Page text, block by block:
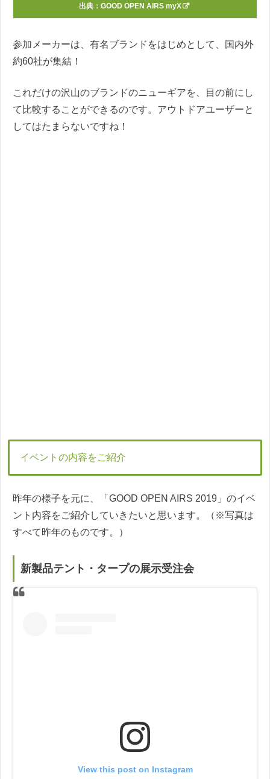
出典： GOOD OPEN AIRS myX
参加メーカーは、有名ブランドをはじめとして、国内外
約60社が集結！
これだけの沢山のブランドのニューギアを、目の前にし
て比較することができるのです。アウトドアユーザーと
してはたまらないですね！
イベントの内容をご紹介
昨年の様子を元に、「GOOD OPEN AIRS 2019」のイベ
ント内容をご紹介していきたいと思います。（※写真は
すべて昨年のものです。）
新製品テント・タープの展示受注会
View this post on Instagram